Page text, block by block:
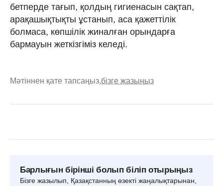
бетперде тағып, қолдың гигиенасын сақтап,
арақашықтықты ұстанып, аса қажеттілік
болмаса, көпшілік жиналған орындарға
бармауын жеткізгіміз келеді.
Мәтіннен қате тапсаңыз,бізге жазыңыз
Барлығын бірінші болып біліп отырыңыз
Бізге жазылып, Қазақстанның өзекті жаңалықтарынан,